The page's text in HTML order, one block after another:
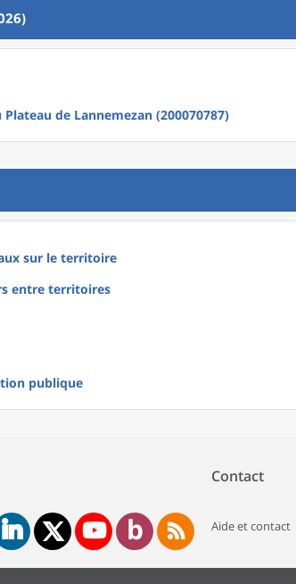
de Lannemezan (200070787)
sur le territoire
entre territoires
publique
Contact
Aide et contact